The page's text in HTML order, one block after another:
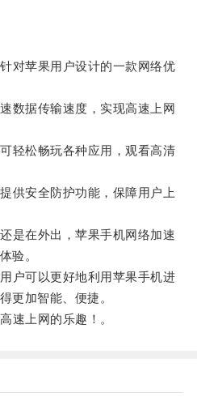
苹果用户设计的一款网络优
据传输速度，实现高速上网
松畅玩各种应用，观看高清
安全防护功能，保障用户上
在外出，苹果手机网络加速
验。
可以更好地利用苹果手机进
更加智能、便捷。
上网的乐趣！。